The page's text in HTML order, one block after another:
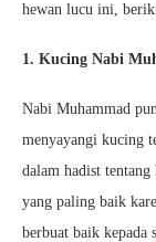
hewan lucu ini,
1. Kucing Nabi
Nabi Muhammad
menyayangi kucing
dalam hadist
yang paling baik
berbuat baik kepada